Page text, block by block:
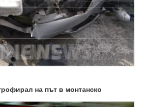
на път в монтанско